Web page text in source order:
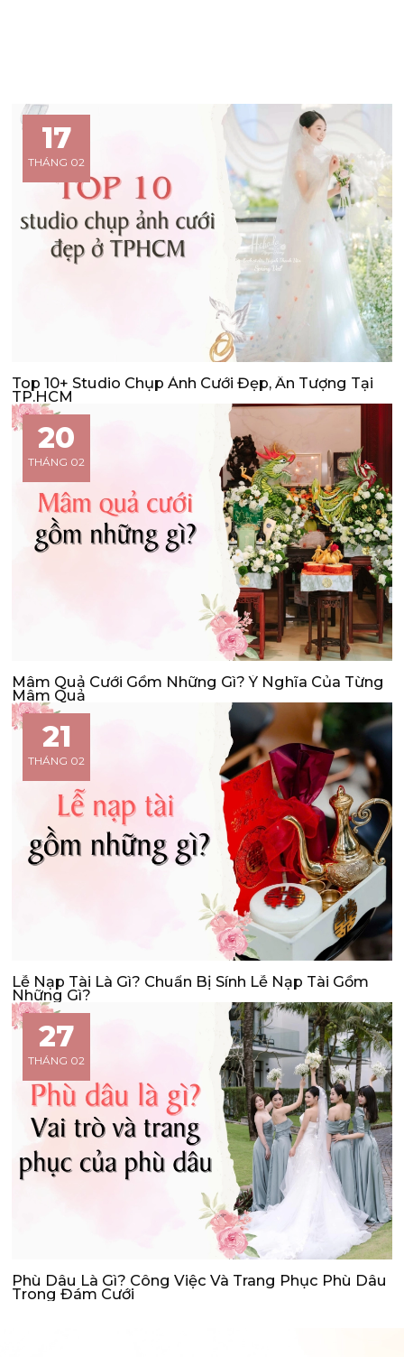
17
THÁNG 02
Top 10+ Studio Chụp Ảnh Cưới Đẹp, Ấn Tượng Tại
TP.HCM
20
THÁNG 02
Mâm Quả Cưới Gồm Những Gì? Ý Nghĩa Của Từng
Mâm Quả
21
THÁNG 02
Lễ Nạp Tài Là Gì? Chuẩn Bị Sính Lễ Nạp Tài Gồm
Những Gì?
27
THÁNG 02
Phù Dâu Là Gì? Công Việc Và Trang Phục Phù Dâu
Trong Đám Cưới